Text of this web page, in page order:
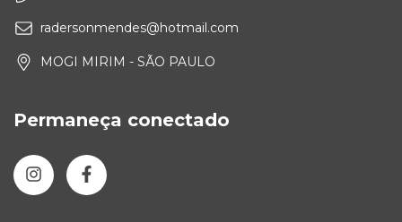
radersonmendes@hotmail.com
MOGI MIRIM - SÃO PAULO
Permaneça conectado